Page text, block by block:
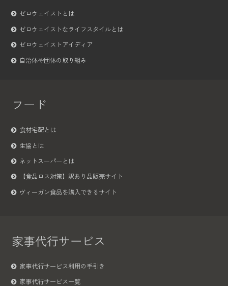
ゼロウェイストとは
ゼロウェイストなライフスタイルとは
ゼロウェイストアイディア
自治体や団体の取り組み
フード
食材宅配とは
生協とは
ネットスーパーとは
【食品ロス対策】訳あり品販売サイト
ヴィーガン食品を購入できるサイト
家事代行サービス
家事代行サービス利用の手引き
家事代行サービス一覧